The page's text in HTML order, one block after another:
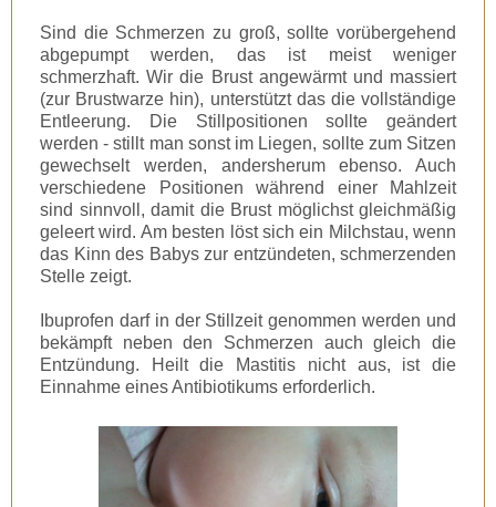
Sind die Schmerzen zu groß, sollte vorübergehend
abgepumpt werden, das ist meist weniger
schmerzhaft. Wir die Brust angewärmt und massiert
(zur Brustwarze hin), unterstützt das die vollständige
Entleerung. Die Stillpositionen sollte geändert
werden - stillt man sonst im Liegen, sollte zum Sitzen
gewechselt werden, andersherum ebenso. Auch
verschiedene Positionen während einer Mahlzeit
sind sinnvoll, damit die Brust möglichst gleichmäßig
geleert wird. Am besten löst sich ein Milchstau, wenn
das Kinn des Babys zur entzündeten, schmerzenden
Stelle zeigt.
Ibuprofen darf in der Stillzeit genommen werden und
bekämpft neben den Schmerzen auch gleich die
Entzündung. Heilt die Mastitis nicht aus, ist die
Einnahme eines Antibiotikums erforderlich.